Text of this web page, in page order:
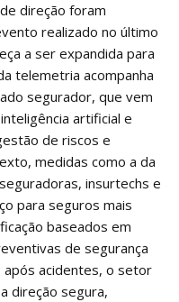
direção foram
realizado no último
a ser expandida para
telemetria acompanha
segurador, que vem
artificial e
de riscos e
medidas como a da
insurtechs e
para seguros mais
baseados em
de segurança
após acidentes, o setor
direção segura,